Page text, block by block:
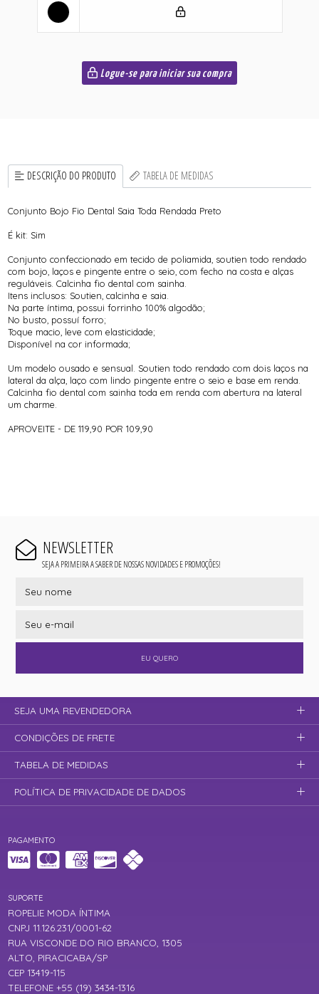
Logue-se para iniciar sua compra
DESCRIÇÃO DO PRODUTO TABELA DE MEDIDAS
Conjunto Bojo Fio Dental Saia Toda Rendada Preto
É kit: Sim
Conjunto confeccionado em tecido de poliamida, soutien todo rendado
com bojo, laços e pingente entre o seio, com fecho na costa e alças
reguláveis. Calcinha fio dental com sainha.
Itens inclusos: Soutien, calcinha e saia.
Na parte íntima, possui forrinho 100% algodão;
No busto, possuí forro;
Toque macio, leve com elasticidade;
Disponível na cor informada;
Um modelo ousado e sensual. Soutien todo rendado com dois laços na
lateral da alça, laço com lindo pingente entre o seio e base em renda.
Calcinha fio dental com sainha toda em renda com abertura na lateral
um charme.
APROVEITE - DE 119,90 POR 109,90
NEWSLETTER
SEJA A PRIMEIRA A SABER DE NOSSAS NOVIDADES E PROMOÇÕES!
EU QUERO
PAGAMENTO
SUPORTE
ROPELIE MODA ÍNTIMA
CNPJ 11.126.231/0001-62
RUA VISCONDE DO RIO BRANCO, 1305
ALTO, PIRACICABA/SP
CEP 13419-115
TELEFONE +55 (19) 3434-1316
SEJA UMA REVENDEDORA
CONDIÇÕES DE FRETE
TABELA DE MEDIDAS
POLÍTICA DE PRIVACIDADE DE DADOS